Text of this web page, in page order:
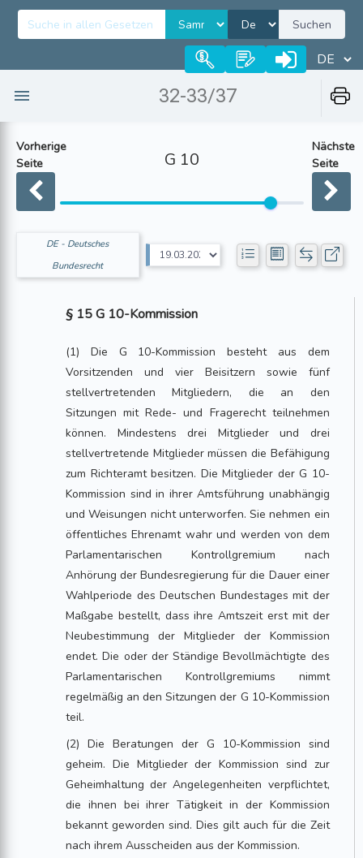
Suchen
32-33/37
Vorherige
Seite
G 10
Nächste
Seite
DE - Deutsches
Bundesrecht
§ 15 G 10-Kommission
(1) Die G 10-Kommission besteht aus dem
Vorsitzenden und vier Beisitzern sowie fünf
stellvertretenden Mitgliedern, die an den
Sitzungen mit Rede- und Fragerecht teilnehmen
können. Mindestens drei Mitglieder und drei
stellvertretende Mitglieder müssen die Befähigung
zum Richteramt besitzen. Die Mitglieder der G 10-
Kommission sind in ihrer Amtsführung unabhängig
und Weisungen nicht unterworfen. Sie nehmen ein
öffentliches Ehrenamt wahr und werden von dem
Parlamentarischen Kontrollgremium nach
Anhörung der Bundesregierung für die Dauer einer
Wahlperiode des Deutschen Bundestages mit der
Maßgabe bestellt, dass ihre Amtszeit erst mit der
Neubestimmung der Mitglieder der Kommission
endet. Die oder der Ständige Bevollmächtigte des
Parlamentarischen Kontrollgremiums nimmt
regelmäßig an den Sitzungen der G 10-Kommission
teil.
(2) Die Beratungen der G 10-Kommission sind
geheim. Die Mitglieder der Kommission sind zur
Geheimhaltung der Angelegenheiten verpflichtet,
die ihnen bei ihrer Tätigkeit in der Kommission
bekannt geworden sind. Dies gilt auch für die Zeit
nach ihrem Ausscheiden aus der Kommission.